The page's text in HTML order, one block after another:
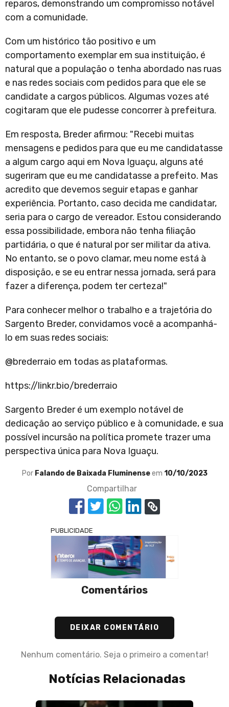
reparos, demonstrando um compromisso notável
com a comunidade.
Com um histórico tão positivo e um
comportamento exemplar em sua instituição, é
natural que a população o tenha abordado nas ruas
e nas redes sociais com pedidos para que ele se
candidate a cargos públicos. Algumas vozes até
cogitaram que ele pudesse concorrer à prefeitura.
Em resposta, Breder afirmou: "Recebi muitas
mensagens e pedidos para que eu me candidatasse
a algum cargo aqui em Nova Iguaçu, alguns até
sugeriram que eu me candidatasse a prefeito. Mas
acredito que devemos seguir etapas e ganhar
experiência. Portanto, caso decida me candidatar,
seria para o cargo de vereador. Estou considerando
essa possibilidade, embora não tenha filiação
partidária, o que é natural por ser militar da ativa.
No entanto, se o povo clamar, meu nome está à
disposição, e se eu entrar nessa jornada, será para
fazer a diferença, podem ter certeza!"
Para conhecer melhor o trabalho e a trajetória do
Sargento Breder, convidamos você a acompanhá-
lo em suas redes sociais:
@brederraio em todas as plataformas.
https://linkr.bio/brederraio
Sargento Breder é um exemplo notável de
dedicação ao serviço público e à comunidade, e sua
possível incursão na política promete trazer uma
perspectiva única para Nova Iguaçu.
Por Falando de Baixada Fluminenseem 10/10/2023
Compartilhar
PUBLICIDADE
Comentários
DEIXAR COMENTÁRIO
Nenhum comentário. Seja o primeiro a comentar!
Notícias Relacionadas